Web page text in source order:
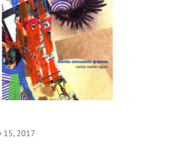
15, 2017